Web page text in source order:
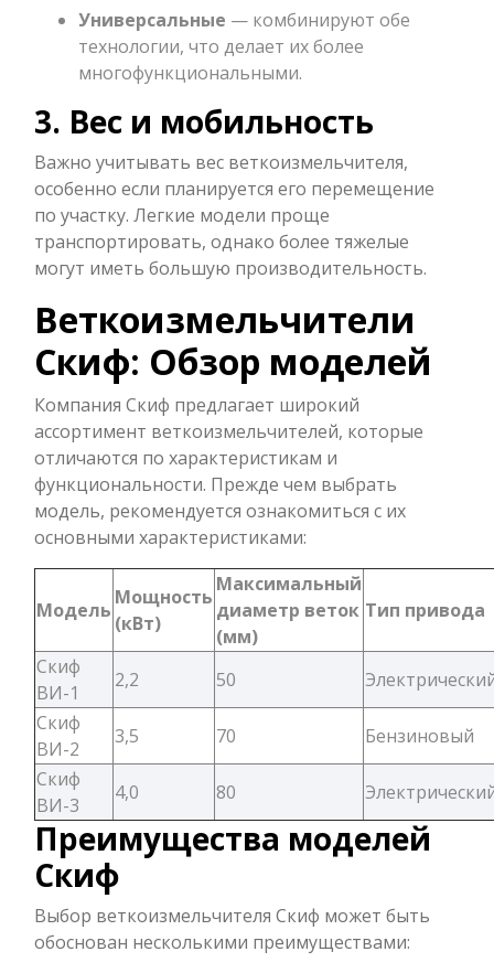
Универсальные — комбинируют обе
технологии, что делает их более
многофункциональными.
3. Вес и мобильность
Важно учитывать вес веткоизмельчителя,
особенно если планируется его перемещение
по участку. Легкие модели проще
транспортировать, однако более тяжелые
могут иметь большую производительность.
Веткоизмельчители
Скиф: Обзор моделей
Компания Скиф предлагает широкий
ассортимент веткоизмельчителей, которые
отличаются по характеристикам и
функциональности. Прежде чем выбрать
модель, рекомендуется ознакомиться с их
основными характеристиками:
Модель
Мощность
(кВт)
Максимальный
диаметр веток
(мм)
Тип привода
Скиф
ВИ-1
2,2 50
Скиф
ВИ-2
3,5 70
Бензиновый
Скиф
ВИ-3
4,0 80
Преимущества моделей
Скиф
Выбор веткоизмельчителя Скиф может быть
обоснован несколькими преимуществами: